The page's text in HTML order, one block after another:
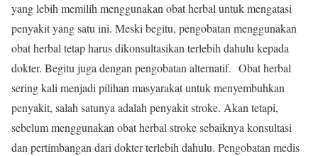
yang lebih memilih menggunakan obat herbal untuk mengatasi
penyakit yang satu ini. Meski begitu, pengobatan menggunakan
obat herbal tetap harus dikonsultasikan terlebih dahulu kepada
dokter. Begitu juga dengan pengobatan alternatif. Obat herbal
sering kali menjadi pilihan masyarakat untuk menyembuhkan
penyakit, salah satunya adalah penyakit stroke. Akan tetapi,
sebelum menggunakan obat herbal stroke sebaiknya konsultasi
dan pertimbangan dari dokter terlebih dahulu. Pengobatan medis